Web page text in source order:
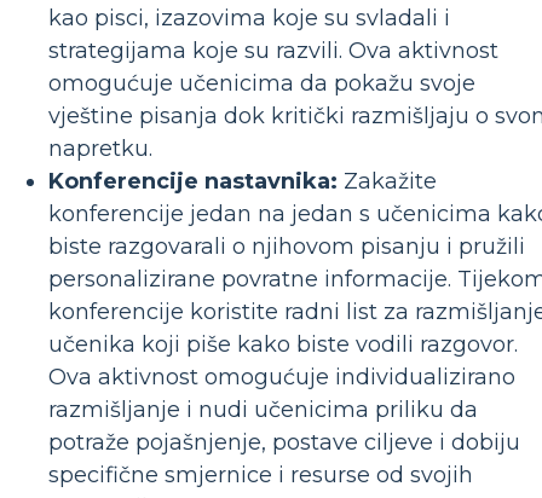
kao pisci, izazovima koje su svladali i
strategijama koje su razvili. Ova aktivnost
omogućuje učenicima da pokažu svoje
vještine pisanja dok kritički razmišljaju o
napretku.
Konferencije nastavnika: Zakažite
konferencije jedan na jedan s učenicima
biste razgovarali o njihovom pisanju i pružili
personalizirane povratne informacije.
konferencije koristite radni list za
učenika koji piše kako biste vodili razgovor.
Ova aktivnost omogućuje individualizirano
razmišljanje i nudi učenicima priliku da
potraže pojašnjenje, postave ciljeve i dobiju
specifične smjernice i resurse od svojih